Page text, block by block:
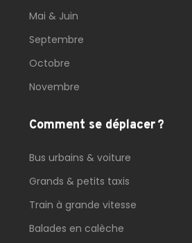
Mai & Juin
Septembre
Octobre
Novembre
Comment se déplacer ?
Bus urbains & voiture
Grands & petits taxis
Train à grande vitesse
Balades en calèche